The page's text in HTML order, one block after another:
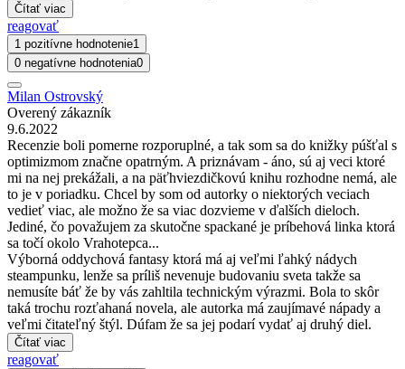
Čítať viac
reagovať
1 pozitívne hodnotenie1
0 negatívne hodnotenia0
Milan Ostrovský
Overený zákazník
9.6.2022
Recenzie boli pomerne rozporuplné, a tak som sa do knižky púšťal s
optimizmom značne opatrným. A priznávam - áno, sú aj veci ktoré
mi na nej prekážali, a na päťhviezdičkovú knihu rozhodne nemá, ale
to je v poriadku. Chcel by som od autorky o niektorých veciach
vedieť viac, ale možno že sa viac dozvieme v ďalších dieloch.
Jediné, čo považujem za skutočne spackané je príbehová linka ktorá
sa točí okolo Vrahotepca...
Výborná oddychová fantasy ktorá má aj veľmi ľahký nádych
steampunku, lenže sa príliš nevenuje budovaniu sveta takže sa
nemusíte báť že by vás zahltila technickým výrazmi. Bola to skôr
taká trochu rozťahaná novela, ale autorka má zaujímavé nápady a
veľmi čitateľný štýl. Dúfam že sa jej podarí vydať aj druhý diel.
Čítať viac
reagovať